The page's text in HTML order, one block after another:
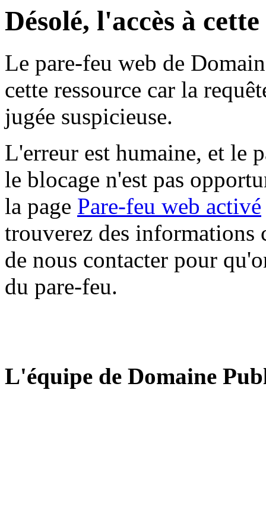
Désolé, l'accès à
Le pare-feu web de
cette ressource car la
jugée suspicieuse.
L'erreur est humaine, et le
le blocage n'est pas
la page Pare-feu web activé
trouverez des informations
de nous contacter pour
du pare-feu.
L'équipe de Domaine